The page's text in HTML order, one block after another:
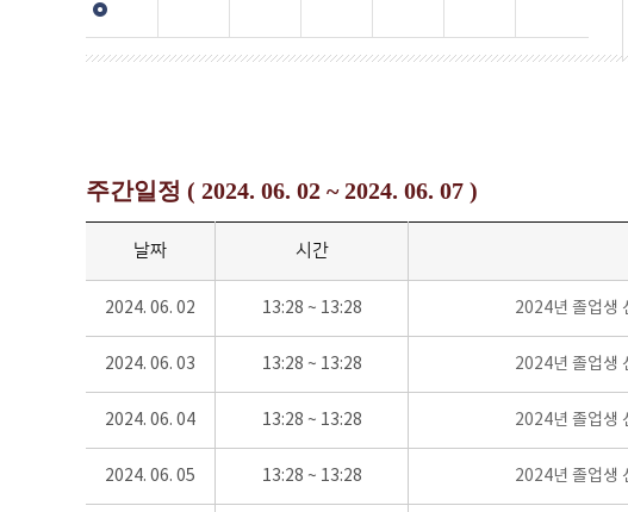
주간일정 ( 2024. 06. 02 ~ 2024. 06. 07 )
날짜 시간
2024. 06. 02 13:28 ~ 13:28 2024년 졸업생
2024. 06. 03 13:28 ~ 13:28 2024년 졸업생
2024. 06. 04 13:28 ~ 13:28 2024년 졸업생
2024. 06. 05 13:28 ~ 13:28 2024년 졸업생